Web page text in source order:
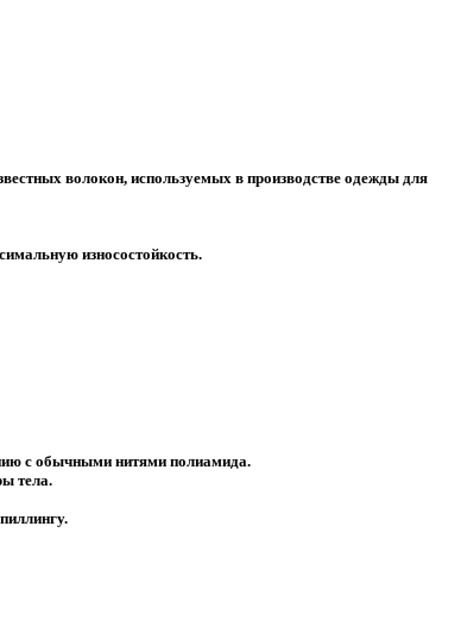
волокон, используемых в производстве одежды для
износостойкость.
с обычными нитями полиамида.
тела.